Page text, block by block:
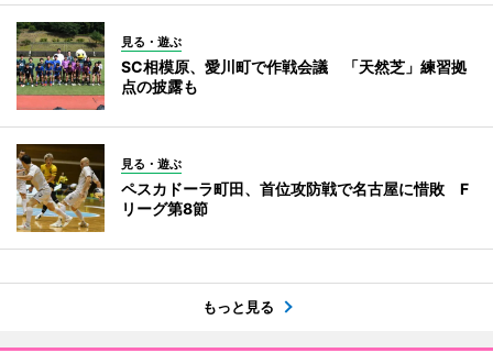
見る・遊ぶ
SC相模原、愛川町で作戦会議 「天然芝」練習拠
点の披露も
見る・遊ぶ
ペスカドーラ町田、首位攻防戦で名古屋に惜敗 F
リーグ第8節
もっと見る